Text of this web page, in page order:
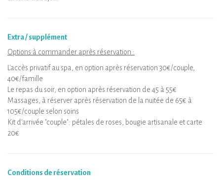
Extra / supplément
Options à commander après réservation :
L'accès privatif au spa, en option après réservation 30€/couple,
40€/famille
Le repas du soir, en option après réservation de 45 à 55€
Massages, à réserver après réservation de la nuitée de 65€ à
105€/couple selon soins
Kit d'arrivée "couple": pétales de roses, bougie artisanale et carte
20€
Conditions de réservation